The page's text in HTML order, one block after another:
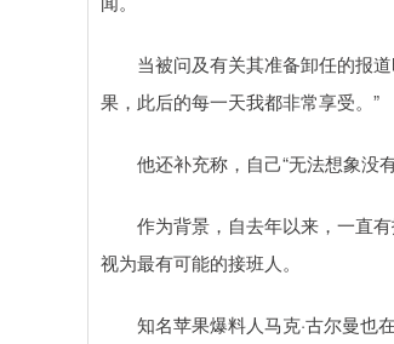
当被问及有关其准备卸任的报道
果，此后的每一天我都非常享受。”
他还补充称，自己“无法想象没有
作为背景，自去年以来，一直有
视为最有可能的接班人。
知名苹果爆料人马克·古尔曼也在